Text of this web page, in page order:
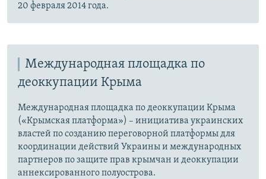
20 февраля 2014 года.
Международная площадка по
деоккупации Крыма
Международная площадка по деоккупации Крыма
(«Крымская платформа») – инициатива украинских
властей по созданию переговорной платформы для
координации действий Украины и международных
партнеров по защите прав крымчан и деоккупации
аннексированного полуострова.